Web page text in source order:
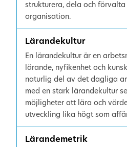
strukturera, dela och
organisation.
Lärandekultur
En lärandekultur är en
lärande, nyfikenhet och
naturlig del av det dagliga
med en stark lärandekultur
möjligheter att lära och
utveckling lika högt som
Lärandemetrik